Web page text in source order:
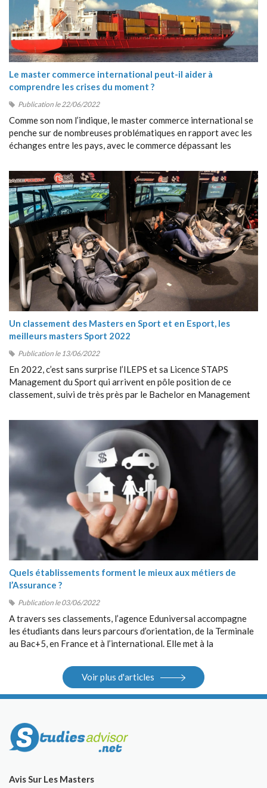
Le master commerce international peut-il aider à
comprendre les crises du moment ?
Publication le 22/06/2022
Comme son nom l’indique, le master commerce international se
penche sur de nombreuses problématiques en rapport avec les
échanges entre les pays, avec le commerce dépassant les
Un classement des Masters en Sport et en Esport, les
meilleurs masters Sport 2022
Publication le 13/06/2022
En 2022, c’est sans surprise l’ILEPS et sa Licence STAPS
Management du Sport qui arrivent en pôle position de ce
classement, suivi de très près par le Bachelor en Management
Quels établissements forment le mieux aux métiers de
l’Assurance ?
Publication le 03/06/2022
A travers ses classements, l’agence Eduniversal accompagne
les étudiants dans leurs parcours d’orientation, de la Terminale
au Bac+5, en France et à l’international. Elle met à la
Internet, salons.
Voir plus d'articles
Avis Sur Les Masters